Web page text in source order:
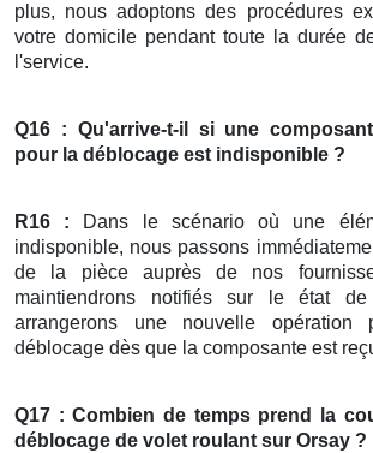
plus, nous adoptons des procédures
votre domicile pendant toute la durée
l'service.
Q16 : Qu'arrive-t-il si une
pour la déblocage est indisponible ?
R16 : Dans le scénario où une
indisponible, nous passons
de la pièce auprès de nos
maintiendrons notifiés sur le état
arrangerons une nouvelle opération
déblocage dès que la composante est
Q17 : Combien de temps prend la
déblocage de volet roulant sur Orsay ?